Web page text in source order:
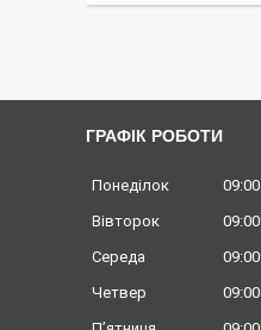
ГРАФІК РОБОТИ
Понеділок 09:00
Вівторок
09:00
Середа
09:00
Четвер
09:00